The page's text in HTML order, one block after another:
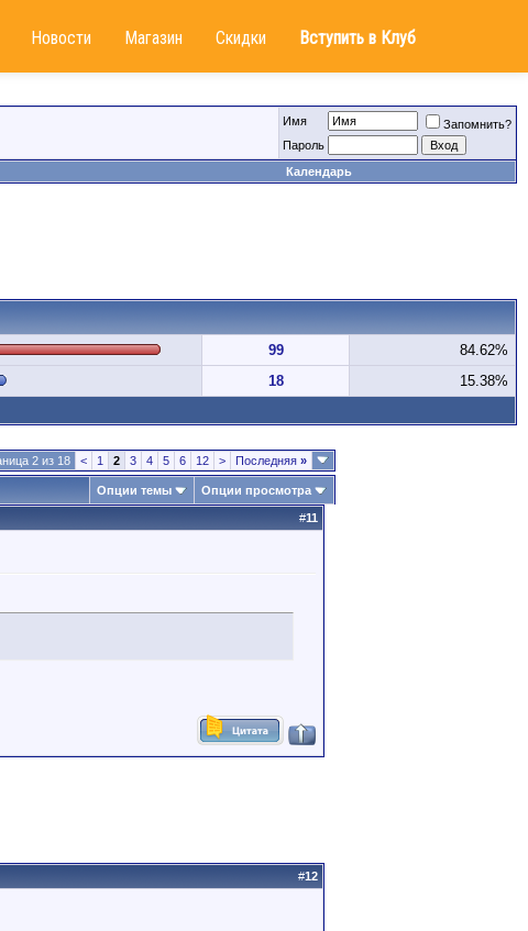
Новости Магазин Скидки Вступить в Клуб
Имя
Запомнить?
Пароль
Календарь
99
84.62%
18 15.38%
2 из 18 < 1 2 3 4 5 6 12 > Последняя »
Опции темы Опции просмотра
#11
#12